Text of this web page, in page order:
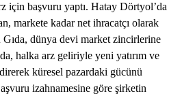
için başvuru yaptı. Hatay Dörtyol’da
markete kadar net ihracatçı olarak
dünya devi market zincirlerine
halka arz geliriyle yeni yatırım ve
küresel pazardaki gücünü
izahnamesine göre şirketin